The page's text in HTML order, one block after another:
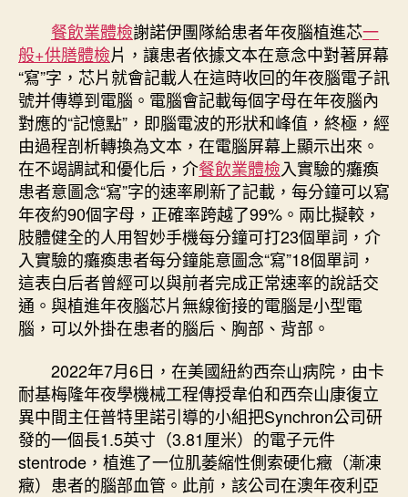
餐飲業體檢謝諾伊團隊給患者年夜腦植進芯一
般+供膳體檢片，讓患者依據文本在意念中對著屏幕
“寫”字，芯片就會記載人在這時收回的年夜腦電子訊
號并傳導到電腦。電腦會記載每個字母在年夜腦內
對應的“記憶點”，即腦電波的形狀和峰值，終極，經
由過程剖析轉換為文本，在電腦屏幕上顯示出來。
在不竭調試和優化后，介餐飲業體檢入實驗的癱瘓
患者意圖念“寫”字的速率刷新了記載，每分鐘可以寫
年夜約90個字母，正確率跨越了99%。兩比擬較，
肢體健全的人用智妙手機每分鐘可打23個單詞，介
入實驗的癱瘓患者每分鐘能意圖念“寫”18個單詞，
這表白后者曾經可以與前者完成正常速率的說話交
通。與植進年夜腦芯片無線銜接的電腦是小型電
腦，可以外掛在患者的腦后、胸部、背部。
2022年7月6日，在美國紐約西奈山病院，由卡
耐基梅隆年夜學機械工程傳授韋伯和西奈山康復立
異中間主任普特里諾引導的小組把Synchron公司研
發的一個長1.5英寸（3.81厘米）的電子元件
stentrode，植進了一位肌萎縮性側索硬化癥（漸凍
癥）患者的腦部血管。此前，該公司在澳年夜利亞